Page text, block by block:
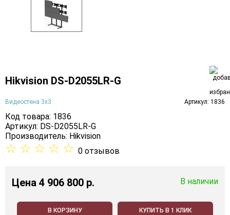
Hikvision DS-D2055LR-G
Видеостена 3х3 Артикул: 1836
Код товара: 1836
Артикул: DS-D2055LR-G
Производитель: Hikvision
☆ ☆ ☆ ☆ ☆ 0 отзывов
Цена 4 906 800 p. В наличии
В КОРЗИНУ КУПИТЬ В 1 КЛИК